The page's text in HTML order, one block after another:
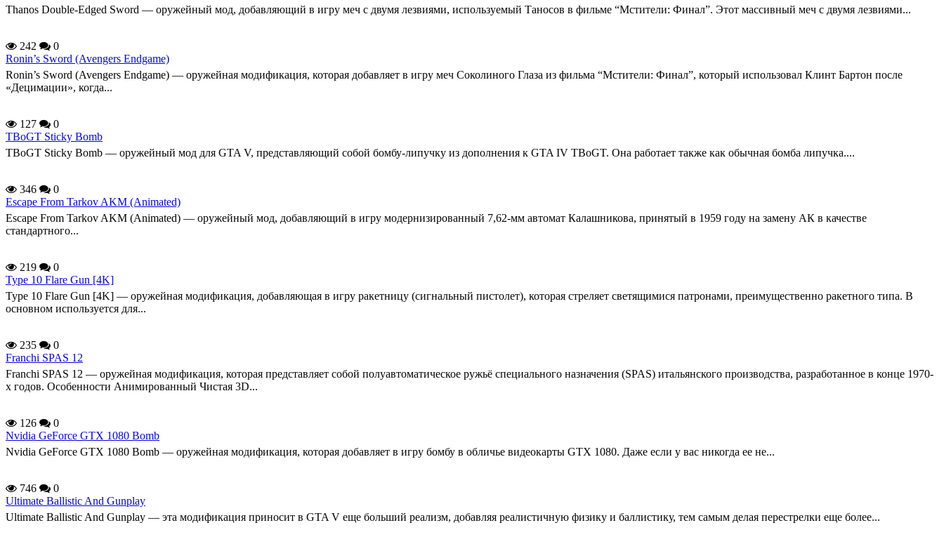
Thanos Double-Edged Sword — оружейный мод, добавляющий в игру меч с двумя лезвиями, используемый Таносов в фильме “Мстители: Финал”. Этот массивный меч с двумя лезвиями...
242
0
Ronin’s Sword (Avengers Endgame)
Ronin’s Sword (Avengers Endgame) — оружейная модификация, которая добавляет в игру меч Соколиного Глаза из фильма “Мстители: Финал”, который использовал Клинт Бартон после
«Децимации», когда...
127
0
TBoGT Sticky Bomb
TBoGT Sticky Bomb — оружейный мод для GTA V, представляющий собой бомбу-липучку из дополнения к GTA IV TBoGT. Она работает также как обычная бомба липучка....
346
0
Escape From Tarkov AKM (Animated)
Escape From Tarkov AKM (Animated) — оружейный мод, добавляющий в игру модернизированный 7,62-мм автомат Калашникова, принятый в 1959 году на замену АК в качестве
стандартного...
219
0
Type 10 Flare Gun [4K]
Type 10 Flare Gun [4K] — оружейная модификация, добавляющая в игру ракетницу (сигнальный пистолет), которая стреляет светящимися патронами, преимущественно ракетного типа. В
основном используется для...
235
0
Franchi SPAS 12
Franchi SPAS 12 — оружейная модификация, которая представляет собой полуавтоматическое ружьё специального назначения (SPAS) итальянского производства, разработанное в конце 1970-
х годов. Особенности Анимированный Чистая 3D...
126
0
Nvidia GeForce GTX 1080 Bomb
Nvidia GeForce GTX 1080 Bomb — оружейная модификация, которая добавляет в игру бомбу в обличье видеокарты GTX 1080. Даже если у вас никогда ее не...
746
0
Ultimate Ballistic And Gunplay
Ultimate Ballistic And Gunplay — эта модификация приносит в GTA V еще больший реализм, добавляя реалистичную физику и баллистику, тем самым делая перестрелки еще более...